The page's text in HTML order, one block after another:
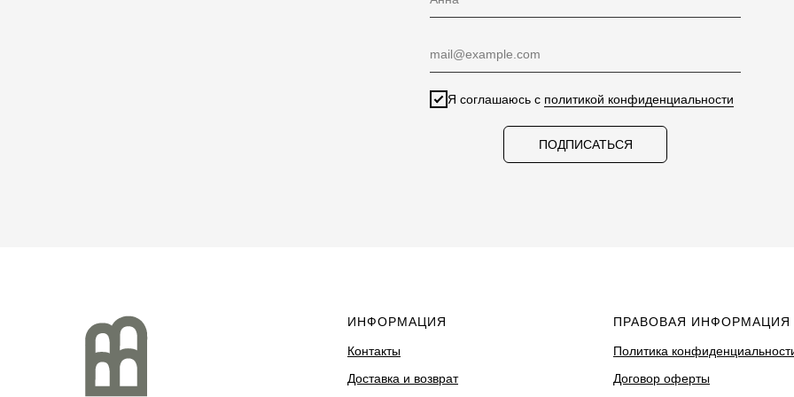
Я соглашаюсь с политикой конфиденциальности
ПОДПИСАТЬСЯ
ИНФОРМАЦИЯ
Контакты
Доставка и возврат
ПРАВОВАЯ ИНФОРМАЦИЯ
Политика
Договор оферты